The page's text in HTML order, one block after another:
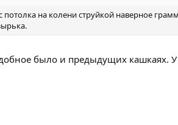
потолка на колени струйкой наверное
было и предыдущих кашкаях. У